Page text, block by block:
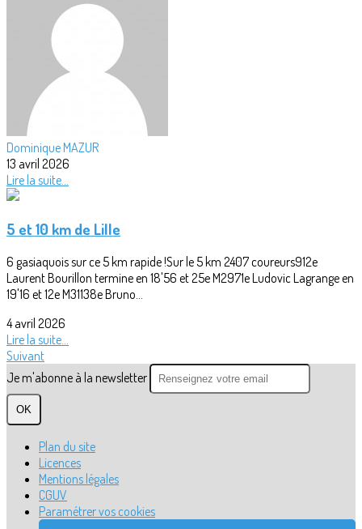
Dominique MAZUR
13 avril 2026
Lire la suite...
5 et 10 km de Lille
6 gasiaquois sur ce 5 km rapide !Sur le 5 km 2407 coureurs912e
Laurent Bourillon termine en 18'56 et 25e M2971e Ludovic Lagrange en
19'16 et 12e M31138e Bruno...
4 avril 2026
Lire la suite...
Suivant
Je m'abonne à la newsletter
OK
Plan du site
Licences
Mentions légales
CGUV
Paramétrer vos cookies